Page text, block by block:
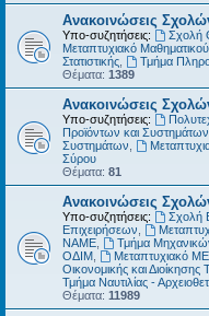
Ανακοινώσεις
Υπο-συζητήσεις: Σχολή
Μεταπτυχιακό Μαθηματικού
Στατιστικής
Τμήμα
Θέματα: 1389
Ανακοινώσεις
Υπο-συζητήσεις:
Προϊόντων και Συστημάτων
Συστημάτων
Σύρου
Θέματα: 81
Ανακοινώσεις
Υπο-συζητήσεις: Σχολή
Επιχειρήσεων
ΝΑΜΕ
Τμήμα
ΟΔΙΜ
Μεταπτυχιακό
Οικονομικής και Διοίκησης
Τμήμα Ναυτιλίας -
Θέματα: 11989